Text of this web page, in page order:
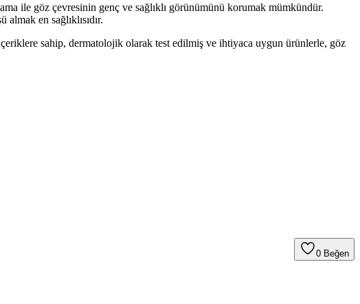
ile göz çevresinin genç ve sağlıklı görünümünü korumak mümkündür.
en sağlıklısıdır.
sahip, dermatolojik olarak test edilmiş ve ihtiyaca uygun ürünlerle, göz
0 Beğen